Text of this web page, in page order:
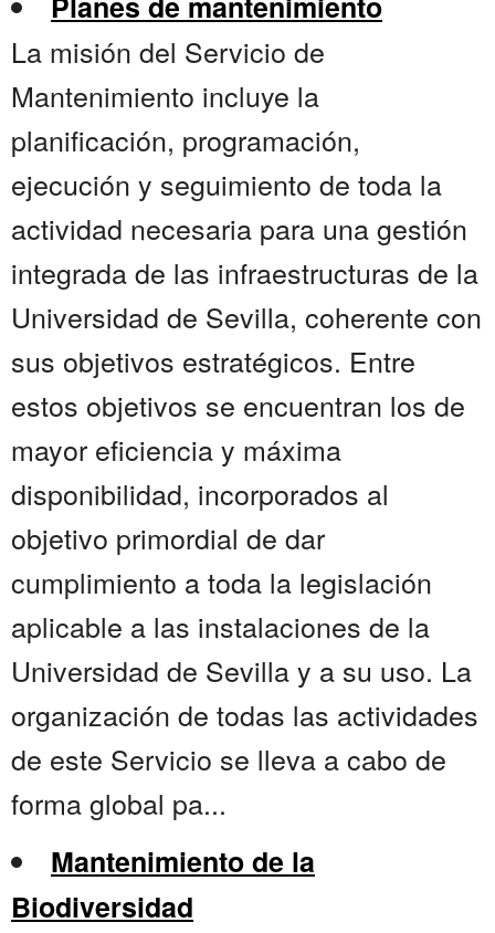
La misión del Servicio de
Mantenimiento incluye la
planificación, programación,
ejecución y seguimiento de toda la
actividad necesaria para una gestión
integrada de las infraestructuras de la
Universidad de Sevilla, coherente con
sus objetivos estratégicos. Entre
estos objetivos se encuentran los de
mayor eficiencia y máxima
disponibilidad, incorporados al
objetivo primordial de dar
cumplimiento a toda la legislación
aplicable a las instalaciones de la
Universidad de Sevilla y a su uso. La
organización de todas las actividades
de este Servicio se lleva a cabo de
forma global pa...
Mantenimiento de la
Biodiversidad